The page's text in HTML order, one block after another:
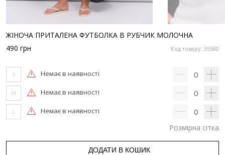
ЖІНОЧА ПРИТАЛЕНА ФУТБОЛКА В РУБЧИК МОЛОЧНА
Код товару: 35580
490 грн
S Немає в наявності 0
M Немає в наявності 0
L Немає в наявності 0
Розмірна сітка
ДОДАТИ В КОШИК